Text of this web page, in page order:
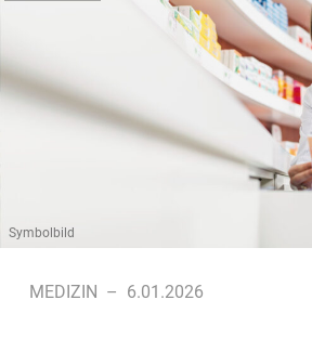
Symbolbild
MEDIZIN – 6.01.2026